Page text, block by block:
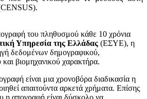
του πληθυσμού κάθε 10 χρόνια
Υπηρεσία της Ελλάδας (ΕΣΥΕ), η
δεδομένων δημογραφικού,
βιομηχανικού χαρακτήρα.
είναι μια χρονοβόρα διαδικασία η
απαιτούντα αρκετά χρήματα. Επίσης